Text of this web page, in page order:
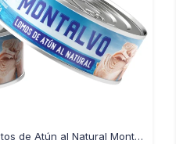
Lomitos de Atún al Natural Montalvo 160 Grs